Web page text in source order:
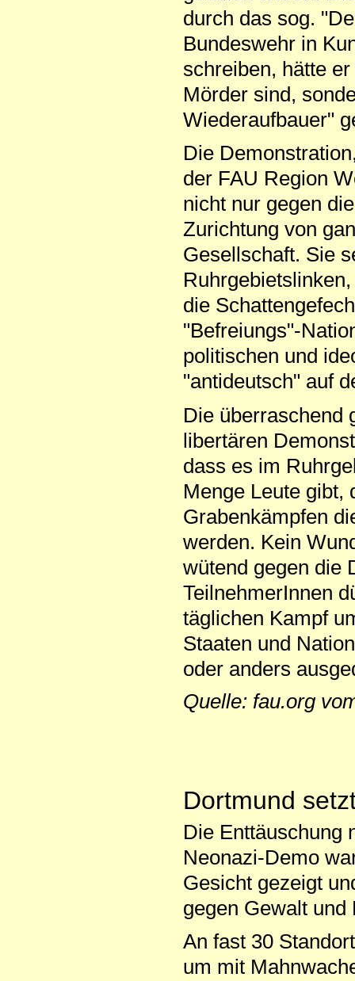
durch das sog.
Bundeswehr in
schreiben, hätte
Mörder sind,
Wiederaufbauer"
Die
der FAU Region
nicht nur gegen
Zurichtung von
Gesellschaft. Sie
die
"Befreiungs"-
politischen und
"antideutsch" auf
Die überraschend
libertären
dass es im
Menge Leute gibt,
Grabenkämpfen
werden. Kein
wütend gegen die
TeilnehmerInnen
täglichen Kampf
Staaten und
oder anders
Quelle: fau.org
Dortmund
Die Enttäuschung
Neonazi-Demo
Gesicht gezeigt
gegen Gewalt
An fast 30
um mit